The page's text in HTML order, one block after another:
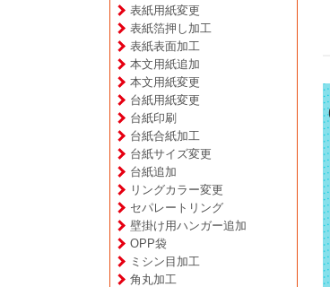
表紙用紙変更
表紙箔押し加工
表紙表面加工
本文用紙追加
本文用紙変更
台紙用紙変更
台紙印刷
台紙合紙加工
台紙サイズ変更
台紙追加
リングカラー変更
セパレートリング
壁掛け用ハンガー追加
OPP袋
ミシン目加工
角丸加工